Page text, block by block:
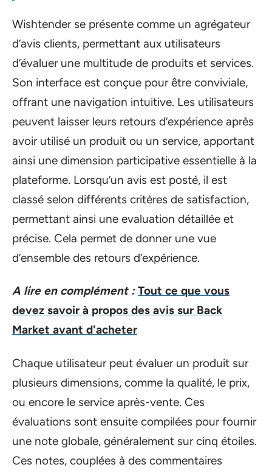
Wishtender se présente comme un agrégateur
d’avis clients, permettant aux utilisateurs
d’évaluer une multitude de produits et services.
Son interface est conçue pour être conviviale,
offrant une navigation intuitive. Les utilisateurs
peuvent laisser leurs retours d’expérience après
avoir utilisé un produit ou un service, apportant
ainsi une dimension participative essentielle à la
plateforme. Lorsqu’un avis est posté, il est
classé selon différents critères de satisfaction,
permettant ainsi une evaluation détaillée et
précise. Cela permet de donner une vue
d’ensemble des retours d’expérience.
A lire en complément : Tout ce que vous
devez savoir à propos des avis sur Back
Market avant d'acheter
Chaque utilisateur peut évaluer un produit sur
plusieurs dimensions, comme la qualité, le prix,
ou encore le service après-vente. Ces
évaluations sont ensuite compilées pour fournir
une note globale, généralement sur cinq étoiles.
Ces notes, couplées à des commentaires